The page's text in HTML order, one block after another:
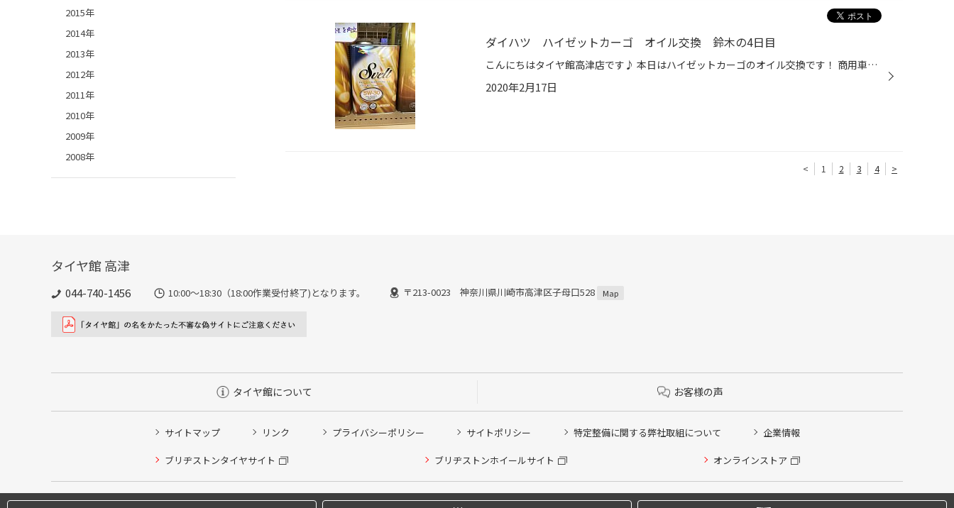
ダイハツ ハイゼットカーゴ オイル交換 鈴木の4日目
こんにちはタイヤ館高津店です♪ 本日はハイゼットカーゴのオイル交換です！ 商用車はオイル交換が頻繁なためオイル交換が多くなってしまいます。 今回はスヴェルト５W－３０というオイルを入れさせていただきました！ このオイルは長距離、悪路、坂道走行が多い車に非常に最適です！ 商用車にはぴっ...
2020年2月17日
< 1 2 3 4 >
2015年
2014年
2013年
2012年
2011年
2010年
2009年
2008年
タイヤ館 高津
044-740-1456 10:00～18:30（18:00作業受付終了)となります。 〒213-0023 神奈川県川崎市高津区子母口528 Map
タイヤ館について お客様の声
サイトマップ リンク プライバシーポリシー サイトポリシー 特定整備に関する弊社取組について 企業情報
ブリヂストンタイヤサイト ブリヂストンホイールサイト オンラインストア
タイヤ点検・安全点検/タイヤ履き替え/オイル交換/その他ピット作業の予約
クローク契約会員専用タイヤ履き替え※タイヤ履き替えを希望のクローク契約会員の方はこちらを選択ください
本日のタイヤ履き替え順番待ち予約 ※クローク契約会員の方はご利用いただけません